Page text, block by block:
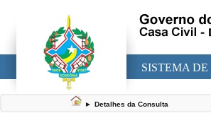
SISTEMA
► Detalhes da Consulta